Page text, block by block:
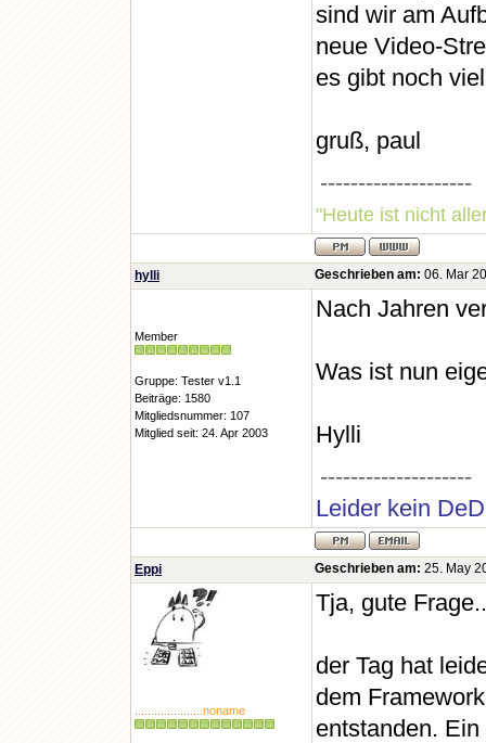
sind wir am
neue Video-
es gibt noch
gruß, paul
--------------------
"Heute ist nicht
hylli Geschrieben am: 06. Mar
Member
Gruppe: Tester v1.1
Beiträge: 1580
Mitgliedsnummer: 107
Mitglied seit: 24. Apr 2003
Nach Jahren
Was ist nun
Hylli
--------------------
Leider kein
Eppi Geschrieben am: 25. May
..noname
Tja, gute
der Tag hat
dem
entstanden.